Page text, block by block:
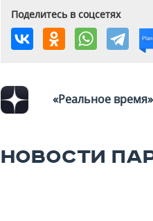
Поделитесь в соцсетях
«Реальное
НОВОСТИ